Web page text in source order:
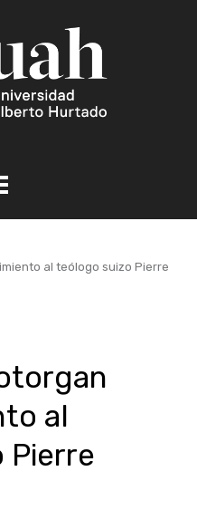
al teólogo suizo Pierre
al
Pierre